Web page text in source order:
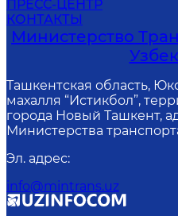
ПРЕСС-ЦЕНТР
КОНТАКТЫ
Министерство
Ташкентская область,
махалля “Истикбол”,
города Новый Ташкент,
Министерства
Эл. адрес:
info@mintrans.uz